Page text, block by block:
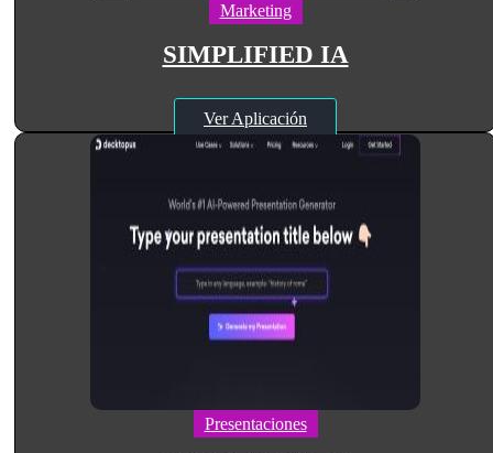
Marketing
SIMPLIFIED IA
Ver Aplicación
Presentaciones